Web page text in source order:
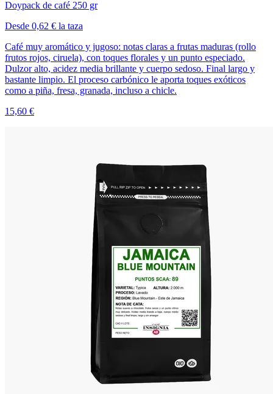
Doypack de café 250 gr
Desde 0,62 € la taza
Café muy aromático y jugoso: notas claras a frutas maduras (rollo
frutos rojos, ciruela), con toques florales y un punto especiado.
Dulzor alto, acidez media brillante y cuerpo sedoso. Final largo y
bastante limpio. El proceso carbónico le aporta toques exóticos
como a piña, fresa, granada, incluso a chicle.
15,60 €